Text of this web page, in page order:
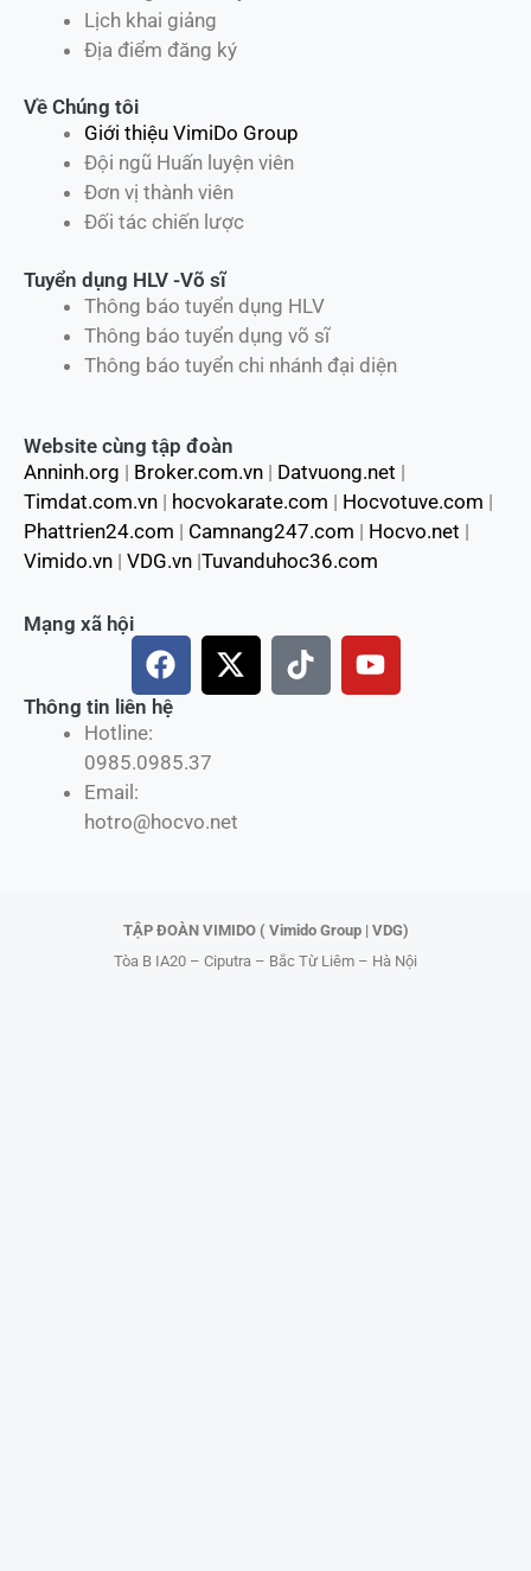
Lịch khai giảng
Địa điểm đăng ký
Về Chúng tôi
Giới thiệu VimiDo Group
Đội ngũ Huấn luyện viên
Đơn vị thành viên
Đối tác chiến lược
Tuyển dụng HLV -Võ sĩ
Thông báo tuyển dụng HLV
Thông báo tuyển dụng võ sĩ
Thông báo tuyển chi nhánh đại diện
Website cùng tập đoàn
Anninh.org | Broker.com.vn | Datvuong.net |
Timdat.com.vn | hocvokarate.com | Hocvotuve.com |
Phattrien24.com | Camnang247.com | Hocvo.net |
Vimido.vn | VDG.vn |Tuvanduhoc36.com
Hotline:
0985.0985.37
Email:
hotro@hocvo.net
Mạng xã hội
F
a
c
b
o
X
-
t
T
i
Y
o
Thông tin liên hệ
TẬP ĐOÀN VIMIDO ( Vimido Group | VDG)
Tòa B IA20 – Ciputra – Bắc Từ Liêm – Hà Nội